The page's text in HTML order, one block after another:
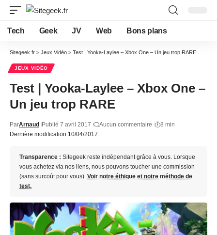
Tech Geek JV Web Bons plans
Sitegeek.fr > Jeux Vidéo > Test | Yooka-Laylee – Xbox One – Un jeu trop RARE
JEUX VIDÉO
Test | Yooka-Laylee – Xbox One –
Un jeu trop RARE
Dernière modification 10/04/2017
ParArnaud Publié 7 avril 2017 Aucun commentaire 8 min
Transparence : Sitegeek reste indépendant grâce à vous. Lorsque
vous achetez via nos liens, nous pouvons toucher une commission
(sans surcoût pour vous). Voir notre éthique et notre méthode de
test.